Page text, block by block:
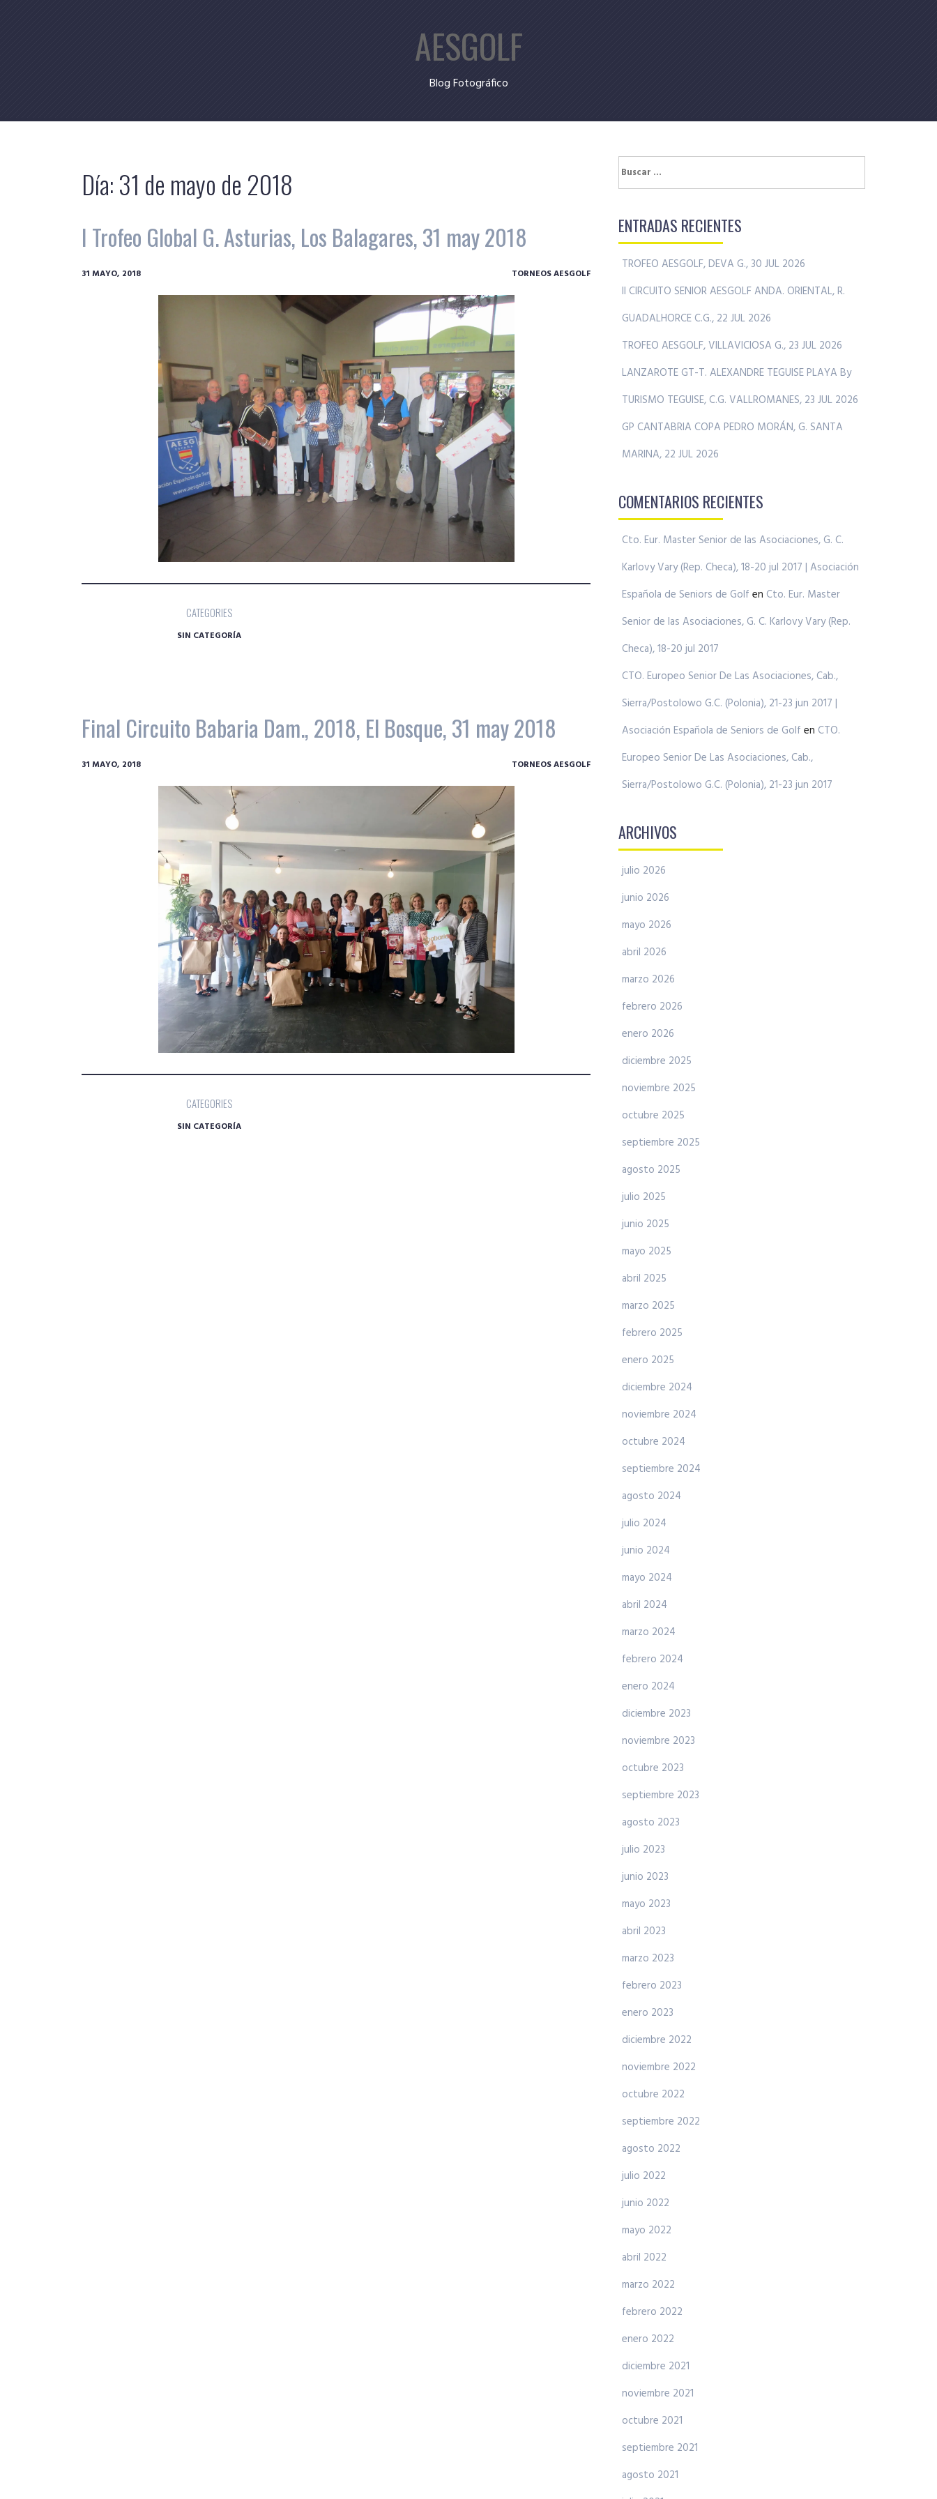
AESGOLF
Blog Fotográfico
Día:31 de mayo de 2018
I Trofeo Global G. Asturias, Los Balagares, 31 may 2018
31 MAYO, 2018 TORNEOS AESGOLF
CATEGORIES
SIN CATEGORÍA
Final Circuito Babaria Dam., 2018, El Bosque, 31 may 2018
31 MAYO, 2018 TORNEOS AESGOLF
CATEGORIES
SIN CATEGORÍA
Buscar:
ENTRADAS RECIENTES
TROFEO AESGOLF, DEVA G., 30 JUL 2026
II CIRCUITO SENIOR AESGOLF ANDA. ORIENTAL, R.
GUADALHORCE C.G., 22 JUL 2026
TROFEO AESGOLF, VILLAVICIOSA G., 23 JUL 2026
LANZAROTE GT-T. ALEXANDRE TEGUISE PLAYA By
TURISMO TEGUISE, C.G. VALLROMANES, 23 JUL 2026
GP CANTABRIA COPA PEDRO MORÁN, G. SANTA
MARINA, 22 JUL 2026
COMENTARIOS RECIENTES
Cto. Eur. Master Senior de las Asociaciones, G. C.
Karlovy Vary (Rep. Checa), 18-20 jul 2017 | Asociación
Española de Seniors de Golf en Cto. Eur. Master
Senior de las Asociaciones, G. C. Karlovy Vary (Rep.
Checa), 18-20 jul 2017
CTO. Europeo Senior De Las Asociaciones, Cab.,
Sierra/Postolowo G.C. (Polonia), 21-23 jun 2017 |
Asociación Española de Seniors de Golf en CTO.
Europeo Senior De Las Asociaciones, Cab.,
Sierra/Postolowo G.C. (Polonia), 21-23 jun 2017
ARCHIVOS
julio 2026
junio 2026
mayo 2026
abril 2026
marzo 2026
febrero 2026
enero 2026
diciembre 2025
noviembre 2025
octubre 2025
septiembre 2025
agosto 2025
julio 2025
junio 2025
mayo 2025
abril 2025
marzo 2025
febrero 2025
enero 2025
diciembre 2024
noviembre 2024
octubre 2024
septiembre 2024
agosto 2024
julio 2024
junio 2024
mayo 2024
abril 2024
marzo 2024
febrero 2024
enero 2024
diciembre 2023
noviembre 2023
octubre 2023
septiembre 2023
agosto 2023
julio 2023
junio 2023
mayo 2023
abril 2023
marzo 2023
febrero 2023
enero 2023
diciembre 2022
noviembre 2022
octubre 2022
septiembre 2022
agosto 2022
julio 2022
junio 2022
mayo 2022
abril 2022
marzo 2022
febrero 2022
enero 2022
diciembre 2021
noviembre 2021
octubre 2021
septiembre 2021
agosto 2021